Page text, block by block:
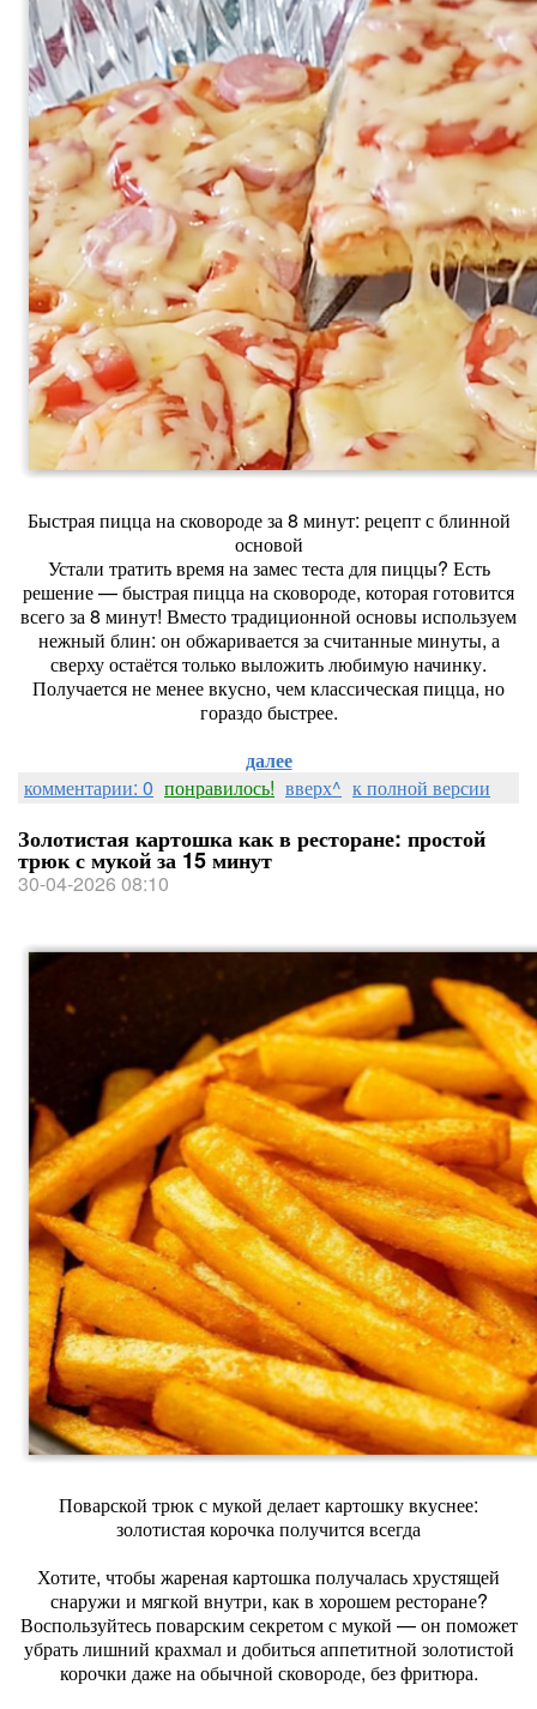
Быстрая пицца на сковороде за 8 минут: рецепт с блинной
основой
Устали тратить время на замес теста для пиццы? Есть
решение — быстрая пицца на сковороде, которая готовится
всего за 8 минут! Вместо традиционной основы используем
нежный блин: он обжаривается за считанные минуты, а
сверху остаётся только выложить любимую начинку.
Получается не менее вкусно, чем классическая пицца, но
гораздо быстрее.
далее
комментарии: 0 понравилось! вверх^ к полной версии
Золотистая картошка как в ресторане: простой
трюк с мукой за 15 минут
30-04-2026 08:10
Поварской трюк с мукой делает картошку вкуснее:
золотистая корочка получится всегда
Хотите, чтобы жареная картошка получалась хрустящей
снаружи и мягкой внутри, как в хорошем ресторане?
Воспользуйтесь поварским секретом с мукой — он поможет
убрать лишний крахмал и добиться аппетитной золотистой
корочки даже на обычной сковороде, без фритюра.